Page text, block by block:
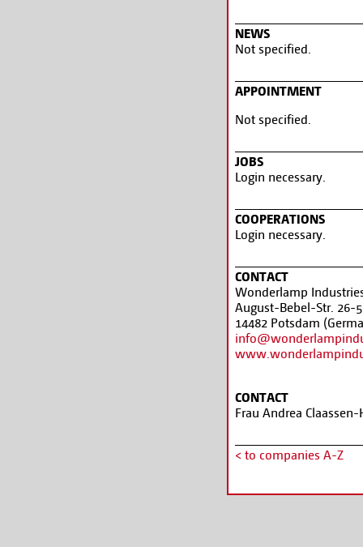
NEWS
Not specified.
APPOINTMENT
Not specified.
JOBS
Login necessary.
COOPERATIONS
Login necessary.
CONTACT
Wonderlamp
August-Bebel-Str. 26-
14482 Potsdam
CONTACT
Frau Andrea
< to companies A-Z